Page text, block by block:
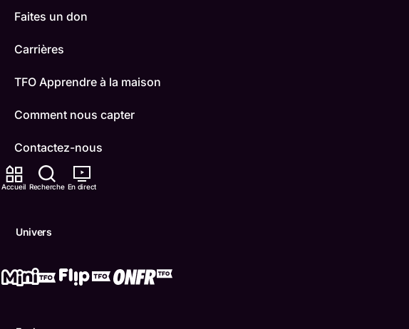
Accueil Recherche En direct
Univers
Faites un don
Carrières
TFO Apprendre à la maison
Comment nous capter
Contactez-nous
ONFR
Conditions d'utilisation